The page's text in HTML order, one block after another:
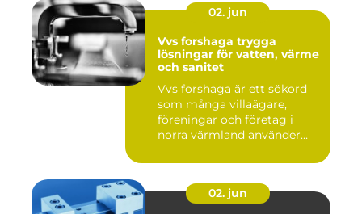
02. jun
Vvs forshaga trygga
lösningar för vatten, värme
och sanitet
Vvs forshaga är ett sökord
som många villaägare,
föreningar och företag i
norra värmland använder
02. jun